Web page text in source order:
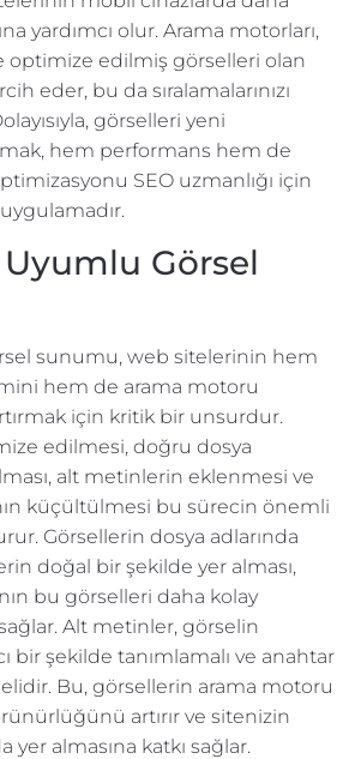
yardımcı olur. Arama motorları,
optimize edilmiş görselleri olan
eder, bu da sıralamalarınızı
görselleri yeni
hem performans hem de
SEO uzmanlığı için
Görsel
sunumu, web sitelerinin hem
hem de arama motoru
için kritik bir unsurdur.
edilmesi, doğru dosya
alt metinlerin eklenmesi ve
küçültülmesi bu sürecin önemli
Görsellerin dosya adlarında
doğal bir şekilde yer alması,
bu görselleri daha kolay
Alt metinler, görselin
bir şekilde tanımlamalı ve anahtar
Bu, görsellerin arama motoru
artırır ve sitenizin
yer almasına katkı sağlar.